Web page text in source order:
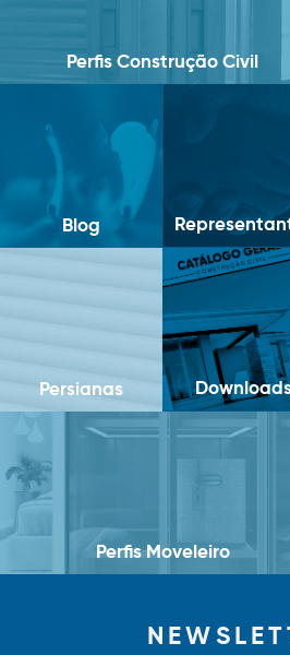
Perfis Construção Civil
Blog
Persianas
Perfis Moveleiro